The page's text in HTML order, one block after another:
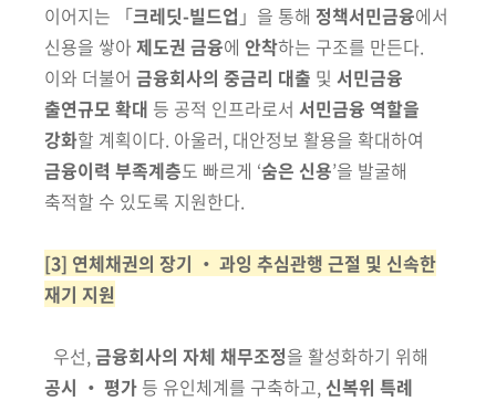
이어지는 「크레딧-빌드업 」을 통해 정책서민금융에서
신용을 쌓아 제도권 금융에 안착하는 구조를 만든다.
이와 더불어 금융회사의 중금리 대출 및 서민금융
출연규모 확대 등 공적 인프라로서 서민금융 역할을
강화할 계획이다. 아울러, 대안정보 활용을 확대하여
금융이력 부족계층도 빠르게 ‘숨은 신용’을 발굴해
축적할 수 있도록 지원한다.
[3] 연체채권의 장기 ‧ 과잉 추심관행 근절 및 신속한
재기 지원
우선, 금융회사의 자체 채무조정을 활성화하기 위해
공시 ‧ 평가 등 유인체계를 구축하고, 신복위 특례